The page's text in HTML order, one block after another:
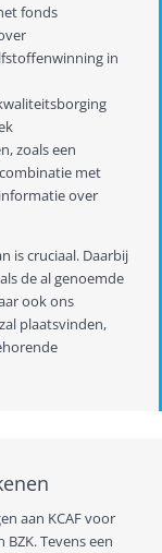
fonds
in
zoals een
met
over
is cruciaal. Daarbij
de al genoemde
ook ons
plaatsvinden,
aan KCAF voor
Tevens een